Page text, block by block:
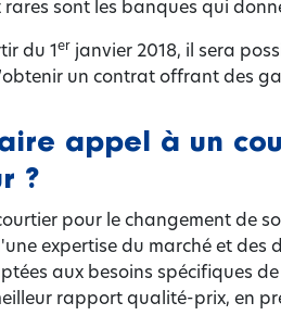
rares sont les banques qui
du 1er janvier 2018, il sera
un contrat offrant des
appel à un
?
pour le changement de
expertise du marché et
aux besoins spécifiques
rapport qualité-prix, en